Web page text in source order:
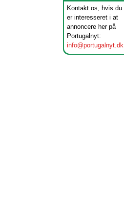
Kontakt os, hvis du
er interesseret i at
annoncere her på
Portugalnyt:
info@portugalnyt.dk